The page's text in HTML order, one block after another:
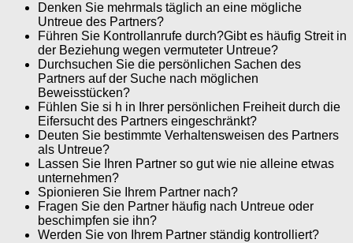
Denken Sie mehrmals täglich an eine mögliche
Untreue des Partners?
Führen Sie Kontrollanrufe durch?Gibt es häufig Streit in
der Beziehung wegen vermuteter Untreue?
Durchsuchen Sie die persönlichen Sachen des
Partners auf der Suche nach möglichen
Beweisstücken?
Fühlen Sie si h in Ihrer persönlichen Freiheit durch die
Eifersucht des Partners eingeschränkt?
Deuten Sie bestimmte Verhaltensweisen des Partners
als Untreue?
Lassen Sie Ihren Partner so gut wie nie alleine etwas
unternehmen?
Spionieren Sie Ihrem Partner nach?
Fragen Sie den Partner häufig nach Untreue oder
beschimpfen sie ihn?
Werden Sie von Ihrem Partner ständig kontrolliert?